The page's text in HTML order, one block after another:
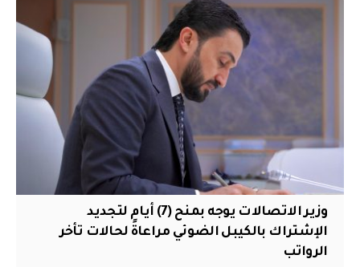
وزير الاتصالات يوجه بمنح (7) أيام لتجديد
الإشتراك بالكيبل الضوئي مراعاةً لحالات تأخر
الرواتب